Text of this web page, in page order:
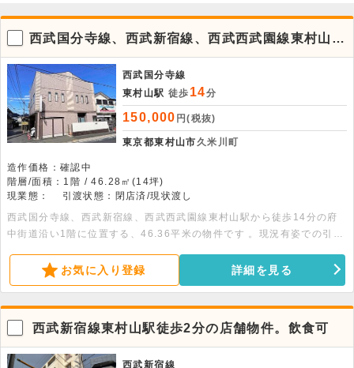
西武国分寺線、西武新宿線、西武西武園線東村山駅
徒歩14分！府中街道沿い1店舗物件。軽飲食・テイ
クアウト相談可西武国分寺線
東村山駅 徒歩 14分
150,000 円(税抜)
東京都東村山市久米川町
造作価格：確認中
階層/面積：1階 / 46.28㎡(14坪)
現業態：
引渡状態：閉店済/現状渡し
西武国分寺線、西武新宿線、西武西武園線東村山駅から徒歩14分の府
中街道沿い1階に位置する、46.36平米の物件です 。現況有姿での引渡
してはお問い合わせください。
お気に入り登録 詳細を見る
西武新宿線東村山駅徒歩2分の店舗物件。飲食可
西武新宿線